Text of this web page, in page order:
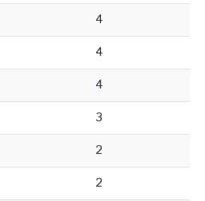
4
4
4
3
2
2